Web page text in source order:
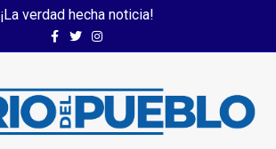
¡La verdad hecha noticia!
FacebookTwitterInstagram